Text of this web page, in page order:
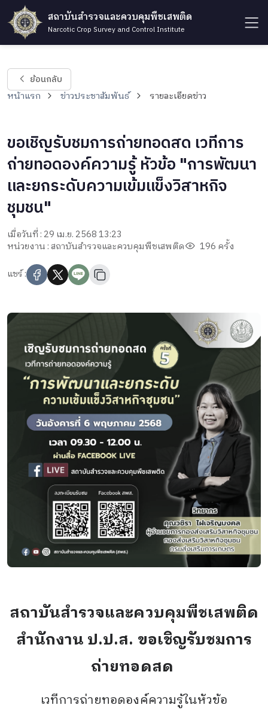
สถาบันสำรวจและควบคุมพืชเสพติด
Narcotic Crop Survey and Control Institute
ย้อนกลับ
หน้าแรก ข่าวประชาสัมพันธ์ รายละเอียดข่าว
ขอเชิญรับชมการถ่ายทอดสด เวทีการ
ถ่ายทอดองค์ความรู้ หัวข้อ "การพัฒนา
และยกระดับความเข้มแข็งวิสาหกิจ
ชุมชน"
เมื่อวันที่ : 29 เม.ย. 2568 13:23
หน่วยงาน : สถาบันสำรวจและควบคุมพืชเสพติด
196 ครั้ง
แชร์ :
สถาบันสำรวจและควบคุมพืชเสพติด
สำนักงาน ป.ป.ส. ขอเชิญรับชมการ
ถ่ายทอดสด
เวทีการถ่ายทอดองค์ความรู้ในหัวข้อ